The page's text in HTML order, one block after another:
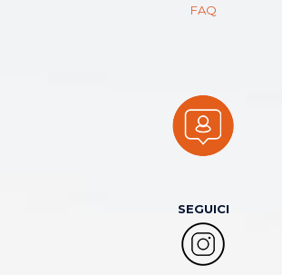
FAQ
SEGUICI